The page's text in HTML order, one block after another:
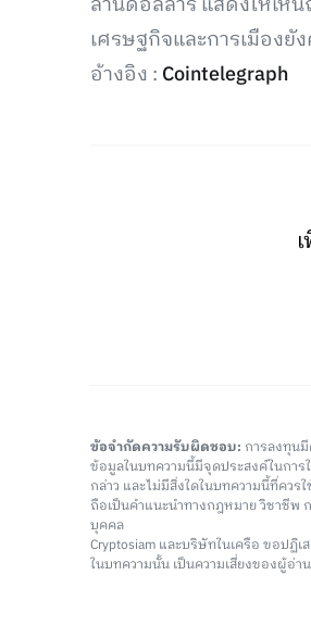
เศรษฐกิจและการเมือง
อ้างอิง : Cointelegraph
ข้อจำกัดความรับผิดชอบ: การลงทุน
ข้อมูลในบทความนี้มีจุดประสงค์ในกา
กล่าว และไม่มีสิ่งใดในบทความนี้ที่คว
ถือเป็นคำแนะนำทางกฎหมาย วิชาชีพ
บุคคล
Cryptosiam และบริษัทในเครือ ขอป
ในบทความนั้น เป็นความเสี่ยงของผู้อ่า